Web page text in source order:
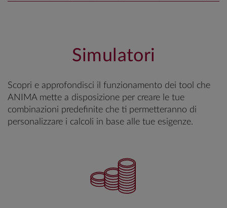
Simulatori
Scopri e approfondisci il funzionamento dei tool che
ANIMA mette a disposizione per creare le tue
combinazioni predefinite che ti permetteranno di
personalizzare i calcoli in base alle tue esigenze.